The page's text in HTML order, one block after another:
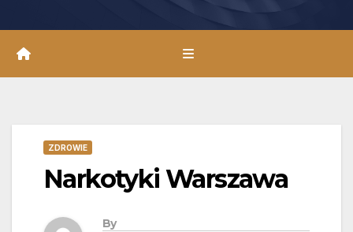
ZDROWIE
Narkotyki Warszawa
By